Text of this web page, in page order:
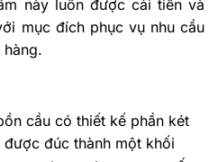
này luôn được cải tiến và
mục đích phục vụ nhu cầu
cầu có thiết kế phần két
đúc thành một khối